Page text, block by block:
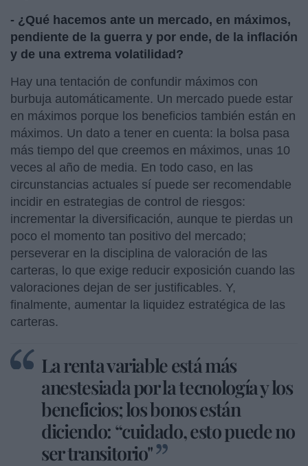
- ¿Qué hacemos ante un mercado, en máximos,
pendiente de la guerra y por ende, de la inflación
y de una extrema volatilidad?
Hay una tentación de confundir máximos con
burbuja automáticamente. Un mercado puede estar
en máximos porque los beneficios también están en
máximos. Un dato a tener en cuenta: la bolsa pasa
más tiempo del que creemos en máximos, unas 10
veces al año de media. En todo caso, en las
circunstancias actuales sí puede ser recomendable
incidir en estrategias de control de riesgos:
incrementar la diversificación, aunque te pierdas un
poco el momento tan positivo del mercado;
perseverar en la disciplina de valoración de las
carteras, lo que exige reducir exposición cuando las
valoraciones dejan de ser justificables. Y,
finalmente, aumentar la liquidez estratégica de las
carteras.
La renta variable está más
anestesiada por la tecnología y los
beneficios; los bonos están
diciendo: “cuidado, esto puede no
ser transitorio"